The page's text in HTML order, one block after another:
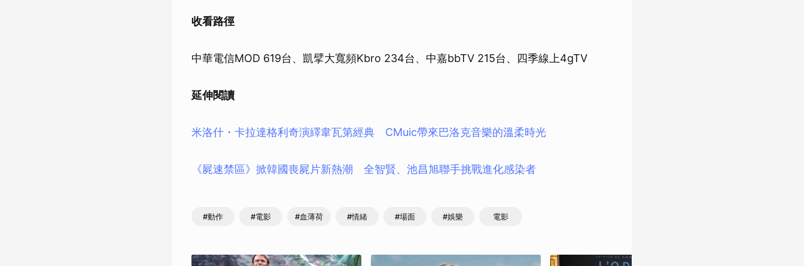
收看路徑
中華電信MOD 619台、凱擘大寬頻Kbro 234台、中嘉bbTV 215台、四季線上4gTV
延伸閱讀
米洛什・卡拉達格利奇演繹韋瓦第經典 CMuic帶來巴洛克音樂的溫柔時光
《屍速禁區》掀韓國喪屍片新熱潮 全智賢、池昌旭聯手挑戰進化感染者
#動作 #電影 #血薄荷 #情緒 #場面 #娛樂 電影